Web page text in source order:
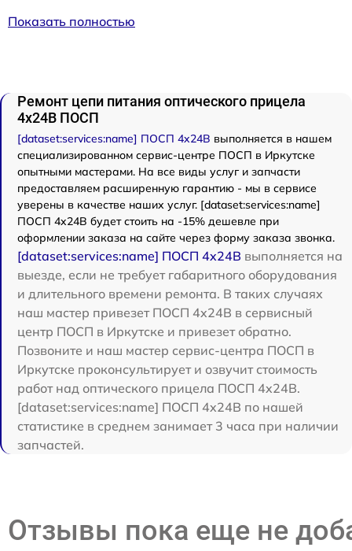
Показать полностью
Ремонт цепи питания оптического прицела
4x24B ПОСП
[dataset:services:name] ПОСП 4x24B выполняется в нашем
специализированном сервис-центре ПОСП в Иркутске
опытными мастерами. На все виды услуг и запчасти
предоставляем расширенную гарантию - мы в сервисе
уверены в качестве наших услуг. [dataset:services:name]
ПОСП 4x24B будет стоить на -15% дешевле при
оформлении заказа на сайте через форму заказа звонка.
[dataset:services:name] ПОСП 4x24B выполняется на
выезде, если не требует габаритного оборудования
и длительного времени ремонта. В таких случаях
наш мастер привезет ПОСП 4x24B в сервисный
центр ПОСП в Иркутске и привезет обратно.
Позвоните и наш мастер сервис-центра ПОСП в
Иркутске проконсультирует и озвучит стоимость
работ над оптического прицела ПОСП 4x24B.
[dataset:services:name] ПОСП 4x24B по нашей
статистике в среднем занимает 3 часа при наличии
запчастей.
Отзывы пока еще не